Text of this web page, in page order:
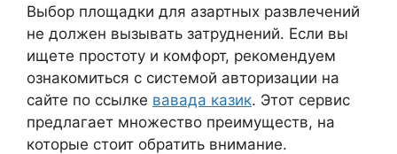
Выбор площадки для азартных развлечений
не должен вызывать затруднений. Если вы
ищете простоту и комфорт, рекомендуем
ознакомиться с системой авторизации на
сайте по ссылке вавада казик. Этот сервис
предлагает множество преимуществ, на
которые стоит обратить внимание.